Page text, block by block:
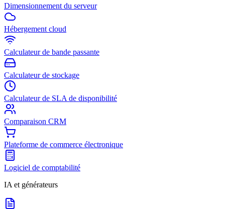
Dimensionnement du serveur
Hébergement cloud
Calculateur de bande passante
Calculateur de stockage
Calculateur de SLA de disponibilité
Comparaison CRM
Plateforme de commerce électronique
Logiciel de comptabilité
IA et générateurs